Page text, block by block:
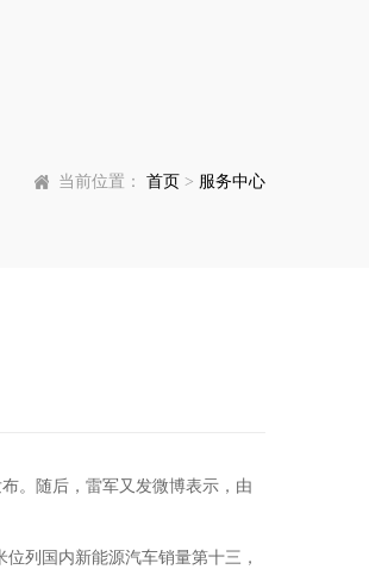
当前位置： 首页 > 服务中心
。随后，雷军又发微博表示，由
列国内新能源汽车销量第十三，